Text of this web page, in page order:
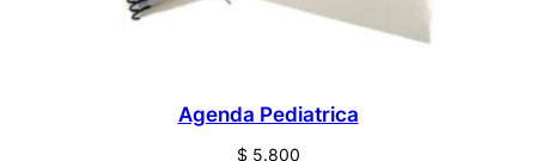
Agenda Pediatrica
$5.800